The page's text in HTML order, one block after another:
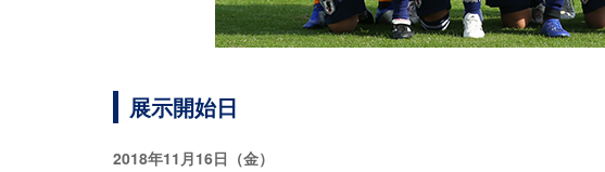
展示開始日
2018年11月16日（金）